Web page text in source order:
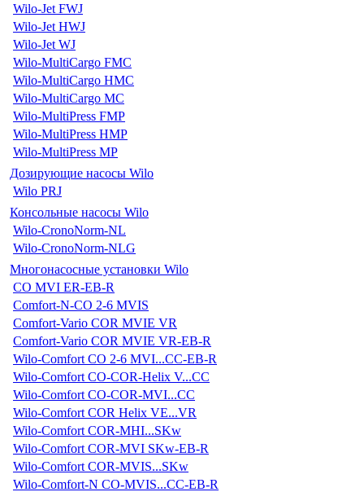
Wilo-Jet FWJ
Wilo-Jet HWJ
Wilo-Jet WJ
Wilo-MultiCargo FMC
Wilo-MultiCargo HMC
Wilo-MultiCargo MC
Wilo-MultiPress FMP
Wilo-MultiPress HMP
Wilo-MultiPress MP
Дозирующие насосы Wilo
Wilo PRJ
Консольные насосы Wilo
Wilo-CronoNorm-NL
Wilo-CronoNorm-NLG
Многонасосные установки Wilo
CO MVI ER-EB-R
Comfort-N-CO 2-6 MVIS
Comfort-Vario COR MVIE VR
Comfort-Vario COR MVIE VR-EB-R
Wilo-Comfort CO 2-6 MVI...CC-EB-R
Wilo-Comfort CO-COR-Helix V...CC
Wilo-Comfort CO-COR-MVI...CC
Wilo-Comfort COR Helix VE...VR
Wilo-Comfort COR-MHI...SKw
Wilo-Comfort COR-MVI SKw-EB-R
Wilo-Comfort COR-MVIS...SKw
Wilo-Comfort-N CO-MVIS...CC-EB-R